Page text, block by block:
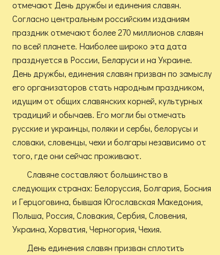
отмечают День дружбы и единения славян.
Согласно центральным российским изданиям
праздник отмечают более 270 миллионов славян
по всей планете. Наиболее широко эта дата
празднуется в России, Беларуси и на Украине.
День дружбы, единения славян призван по замыслу
его организаторов стать народным праздником,
идущим от общих славянских корней, культурных
традиций и обычаев. Его могли бы отмечать
русские и украинцы, поляки и сербы, белорусы и
словаки, словенцы, чехи и болгары независимо от
того, где они сейчас проживают.
Славяне составляют большинство в
следующих странах: Белоруссия, Болгария, Босния
и Герцоговина, бывшая Югославская Македония,
Польша, Россия, Словакия, Сербия, Словения,
Украина, Хорватия, Черногория, Чехия.
День единения славян призван сплотить